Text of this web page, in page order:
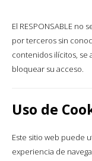
El RESPONSABLE
por terceros sin
contenidos ilícitos, se
bloquear su acceso.
Uso de
Este sitio web puede
experiencia de